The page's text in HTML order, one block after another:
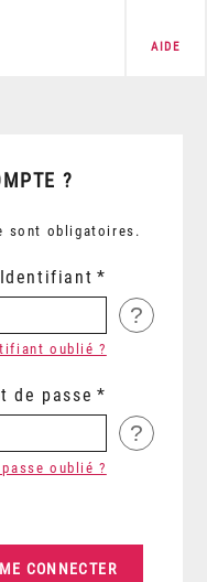
AIDE
?
sont obligatoires.
Identifiant
?
oublié ?
de passe
?
oublié ?